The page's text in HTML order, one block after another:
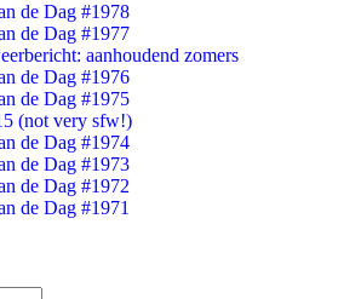
de Dag #1978
de Dag #1977
aanhoudend zomers
de Dag #1976
de Dag #1975
(not very sfw!)
de Dag #1974
de Dag #1973
de Dag #1972
de Dag #1971